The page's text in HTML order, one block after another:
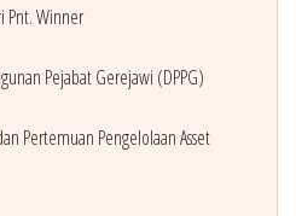
Pnt. Winner
Pejabat Gerejawi (DPPG)
Pertemuan Pengelolaan Asset